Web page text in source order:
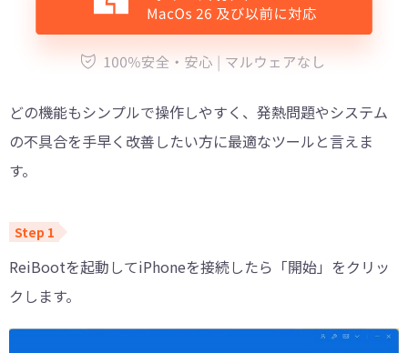
どの機能もシンプルで操作しやすく、発熱問題やシステム
の不具合を手早く改善したい方に最適なツールと言えま
す。
ReiBootを起動してiPhoneを接続したら「開始」をクリッ
クします。